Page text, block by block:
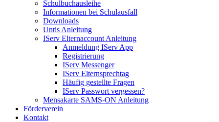
Schulbuchausleihe
Informationen bei Schulausfall
Downloads
Untis Anleitung
IServ Elternaccount Anleitung
Anmeldung IServ App
Registrierung
IServ Messenger
IServ Elternsprechtag
Häufig gestellte Fragen
IServ Passwort vergessen?
Mensakarte SAMS-ON Anleitung
Förderverein
Kontakt